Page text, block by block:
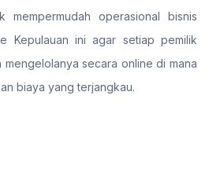
mempermudah operasional bisnis
Kepulauan ini agar setiap pemilik
secara online di mana
biaya yang terjangkau.